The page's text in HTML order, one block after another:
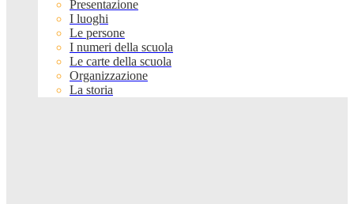
Presentazione
I luoghi
Le persone
I numeri della scuola
Le carte della scuola
Organizzazione
La storia